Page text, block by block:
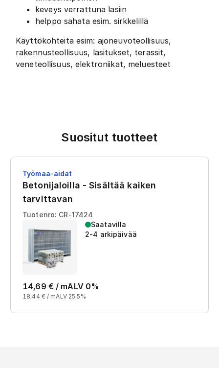
keveys verrattuna lasiin
helppo sahata esim. sirkkelillä
Käyttökohteita esim: ajoneuvoteollisuus,
rakennusteollisuus, lasitukset, terassit,
veneteollisuus, elektroniikat, meluesteet
Suositut tuotteet
Työmaa-aidat
Betonijaloilla - Sisältää kaiken
tarvittavan
Tuotenro: CR-17424
Saatavilla
2-4 arkipäivää
14,69 € / mALV 0%
18,44 € / mALV 25,5%